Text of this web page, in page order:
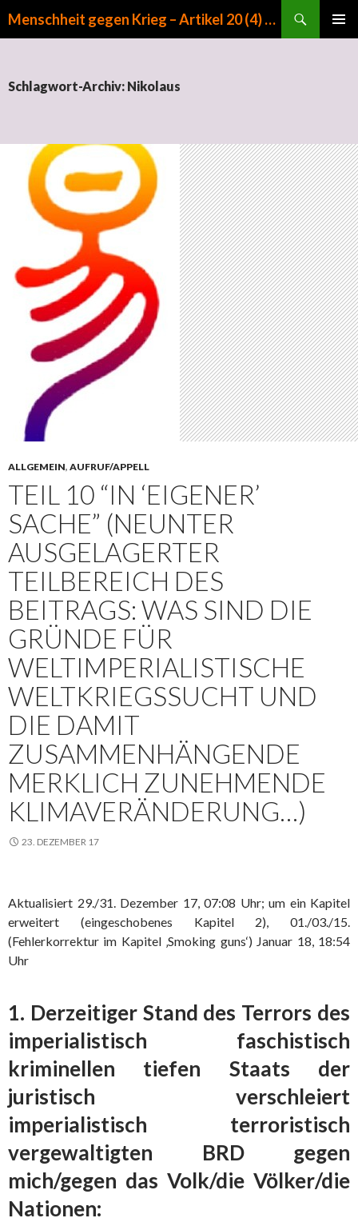
Menschheit gegen Krieg – Artikel 20 (4) GG
Schlagwort-Archiv: Nikolaus
ALLGEMEIN, AUFRUF/APPELL
TEIL 10 “IN ‘EIGENER’
SACHE” (NEUNTER
AUSGELAGERTER
TEILBEREICH DES
BEITRAGS: WAS SIND DIE
GRÜNDE FÜR
WELTIMPERIALISTISCHE
WELTKRIEGSSUCHT UND
DIE DAMIT
ZUSAMMENHÄNGENDE
MERKLICH ZUNEHMENDE
KLIMAVERÄNDERUNG…)
23. DEZEMBER 17
Aktualisiert 29./31. Dezember 17, 07:08 Uhr; um ein Kapitel
erweitert (eingeschobenes Kapitel 2), 01./03./15.
(Fehlerkorrektur im Kapitel ‚Smoking guns‘) Januar 18, 18:54
Uhr
1. Derzeitiger Stand des Terrors des
imperialistisch faschistisch
kriminellen tiefen Staats der
juristisch verschleiert
imperialistisch terroristisch
vergewaltigten BRD gegen
mich/gegen das Volk/die Völker/die
Nationen: